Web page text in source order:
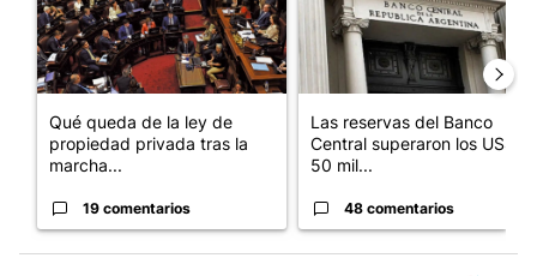
Qué queda de la ley de
propiedad privada tras la
marcha...
19 comentarios
Las reservas del Banco
Central superaron los US$
50 mil...
48 comentarios